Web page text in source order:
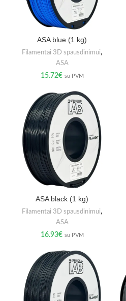
ASA blue (1 kg)
Filamentai 3D spausdinimui,
ASA
15.72€ su PVM
ASA black (1 kg)
Filamentai 3D spausdinimui,
ASA
16.93€ su PVM